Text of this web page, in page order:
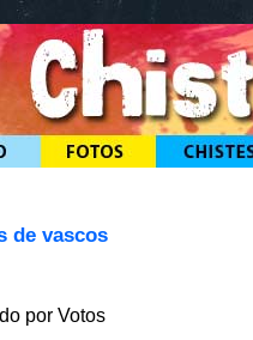
de vascos
por Votos